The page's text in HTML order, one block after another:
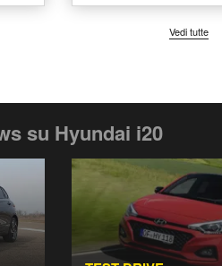
Vedi tutte
su Hyundai i20